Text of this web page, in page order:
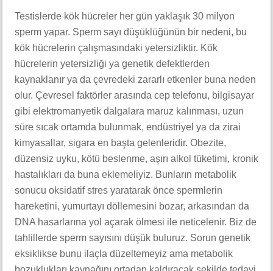
Testislerde kök hücreler her gün yaklaşık 30 milyon
sperm yapar. Sperm sayı düşüklüğünün bir nedeni, bu
kök hücrelerin çalışmasındaki yetersizliktir. Kök
hücrelerin yetersizliği ya genetik defektlerden
kaynaklanır ya da çevredeki zararlı etkenler buna neden
olur. Çevresel faktörler arasında cep telefonu, bilgisayar
gibi elektromanyetik dalgalara maruz kalınması, uzun
süre sıcak ortamda bulunmak, endüstriyel ya da zirai
kimyasallar, sigara en başta gelenleridir. Obezite,
düzensiz uyku, kötü beslenme, aşırı alkol tüketimi, kronik
hastalıkları da buna eklemeliyiz. Bunların metabolik
sonucu oksidatif stres yaratarak önce spermlerin
hareketini, yumurtayı döllemesini bozar, arkasından da
DNA hasarlarına yol açarak ölmesi ile neticelenir. Biz de
tahlillerde sperm sayısını düşük buluruz. Sorun genetik
eksiklikse bunu ilaçla düzeltemeyiz ama metabolik